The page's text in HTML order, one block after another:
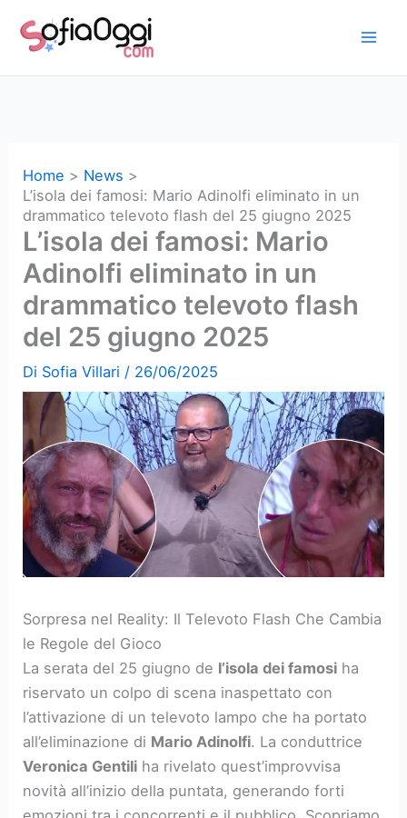
Home
News
L’isola dei famosi: Mario Adinolfi eliminato in un
drammatico televoto flash del 25 giugno 2025
L’isola dei famosi: Mario
Adinolfi eliminato in un
drammatico televoto flash
del 25 giugno 2025
Di Sofia Villari / 26/06/2025
Sorpresa nel Reality: Il Televoto Flash Che Cambia
le Regole del Gioco
La serata del 25 giugno de l’isola dei famosi ha
riservato un colpo di scena inaspettato con
l’attivazione di un televoto lampo che ha portato
all’eliminazione di Mario Adinolfi. La conduttrice
Veronica Gentili ha rivelato quest’improvvisa
novità all’inizio della puntata, generando forti